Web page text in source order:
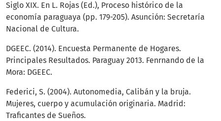
Siglo XIX. En L. Rojas (Ed.), Proceso histórico de la
economía paraguaya (pp. 179-205). Asunción: Secretaría
Nacional de Cultura.
DGEEC. (2014). Encuesta Permanente de Hogares.
Principales Resultados. Paraguay 2013. Fenrnando de la
Mora: DGEEC.
Federici, S. (2004). Autonomedia, Calibán y la bruja.
Mujeres, cuerpo y acumulación originaria. Madrid:
Traficantes de Sueños.